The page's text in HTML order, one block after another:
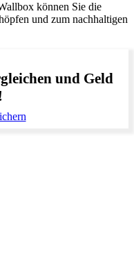
können Sie die
und zum nachhaltigen
und Geld